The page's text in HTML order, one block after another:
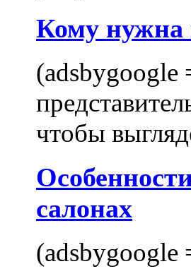
Кому нужна
чтобы
салонах